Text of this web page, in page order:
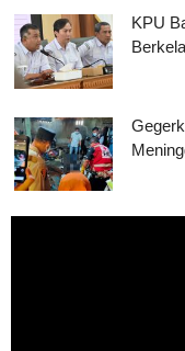
KPU